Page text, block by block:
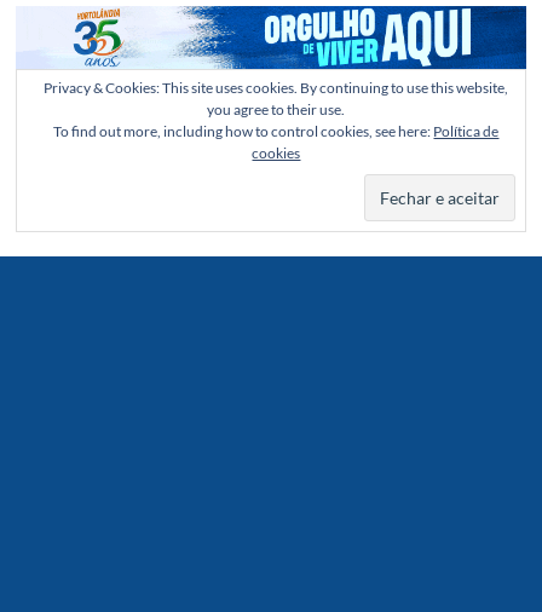
Privacy & Cookies: This site uses cookies. By continuing to use this website,
you agree to their use.
To find out more, including how to control cookies, see here: Política de
cookies